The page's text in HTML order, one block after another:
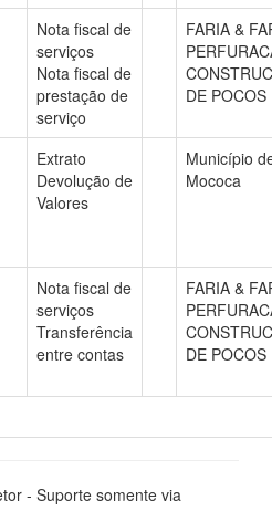
Nota fiscal de
serviços
Nota fiscal de
prestação de
serviço
FARIA &
DE POCOS
Extrato
Devolução de
Valores
Município
Mococa
Nota fiscal de
serviços
Transferência
entre contas
FARIA &
DE POCOS
- Suporte somente via